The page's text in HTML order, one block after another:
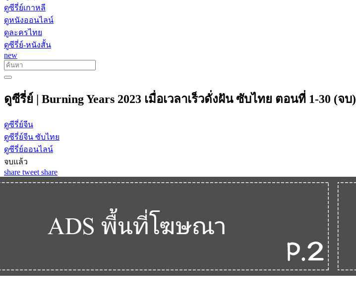
ดูซีรี่ย์เกาหลี
ดูหนังออนไลน์
ดูละครไทย
ดูซีรี่ย์-หนังสั้น
new
ดูซีรี่ย์ | Burning Years 2023 เมื่อเวลาเร็วดั่งฝัน ซับไทย ตอนที่ 1-30 (จบ)
ดูซีรี่ย์จีน
ดูซีรี่ย์จีน ซับไทย
ดูซีรี่ย์ออนไลน์
จบแล้ว
share tweet share